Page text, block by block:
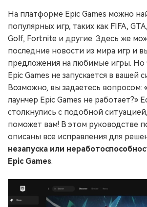
На платформе Epic Games можно
популярных игр, таких как FIFA,
Golf, Fortnite и другие. Здесь же
последние новости из мира игр и
предложения на любимые игры. Но
Epic Games не запускается в вашей
Возможно, вы задаетесь вопросом:
лаунчер Epic Games не работает?»
столкнулись с подобной
поможет вам! В этом руководстве
описаны все исправления для
незапуска или
Epic Games.